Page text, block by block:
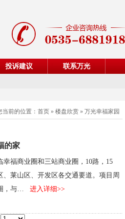
投诉建议 联系万光
当前的位置： 首页» 楼盘欣赏» 万光幸福家园
的家
福商业圈和三站商业圈，10路，15
莱山区、开发区各交通要道。项目周
，与…
进入详细>>